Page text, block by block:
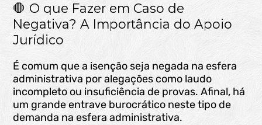
🛑 O que Fazer em Caso de
Negativa? A Importância do Apoio
Jurídico
É comum que a isenção seja negada na esfera
administrativa por alegações como laudo
incompleto ou insuficiência de provas. Afinal, há
um grande entrave burocrático neste tipo de
demanda na esfera administrativa.